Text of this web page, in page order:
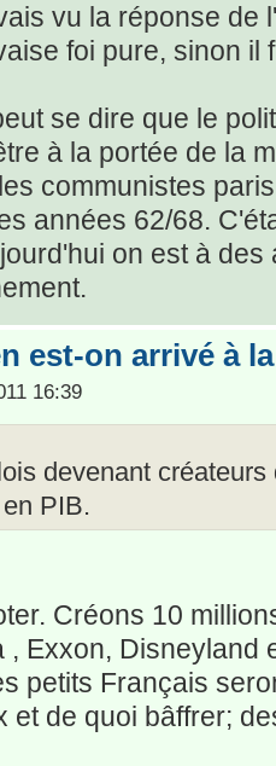
vu la réponse de
foi pure, sinon il
se dire que le
à la portée de la
communistes
années 62/68.
on est à
est-on arrivé à
16:39
devenant
PIB.
Créons 10
, Exxon, Disneyland
petits Français
et de quoi bâffrer;